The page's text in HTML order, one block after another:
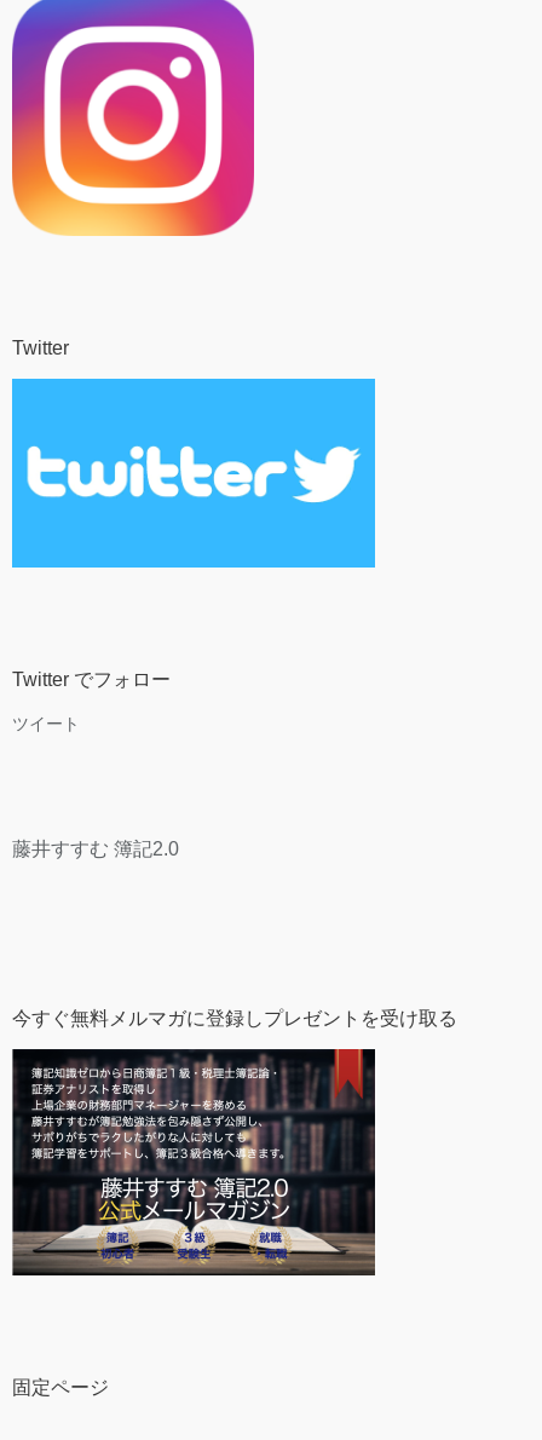
Twitter
Twitter でフォロー
ツイート
藤井すすむ 簿記2.0
今すぐ無料メルマガに登録しプレゼントを受け取る
固定ページ